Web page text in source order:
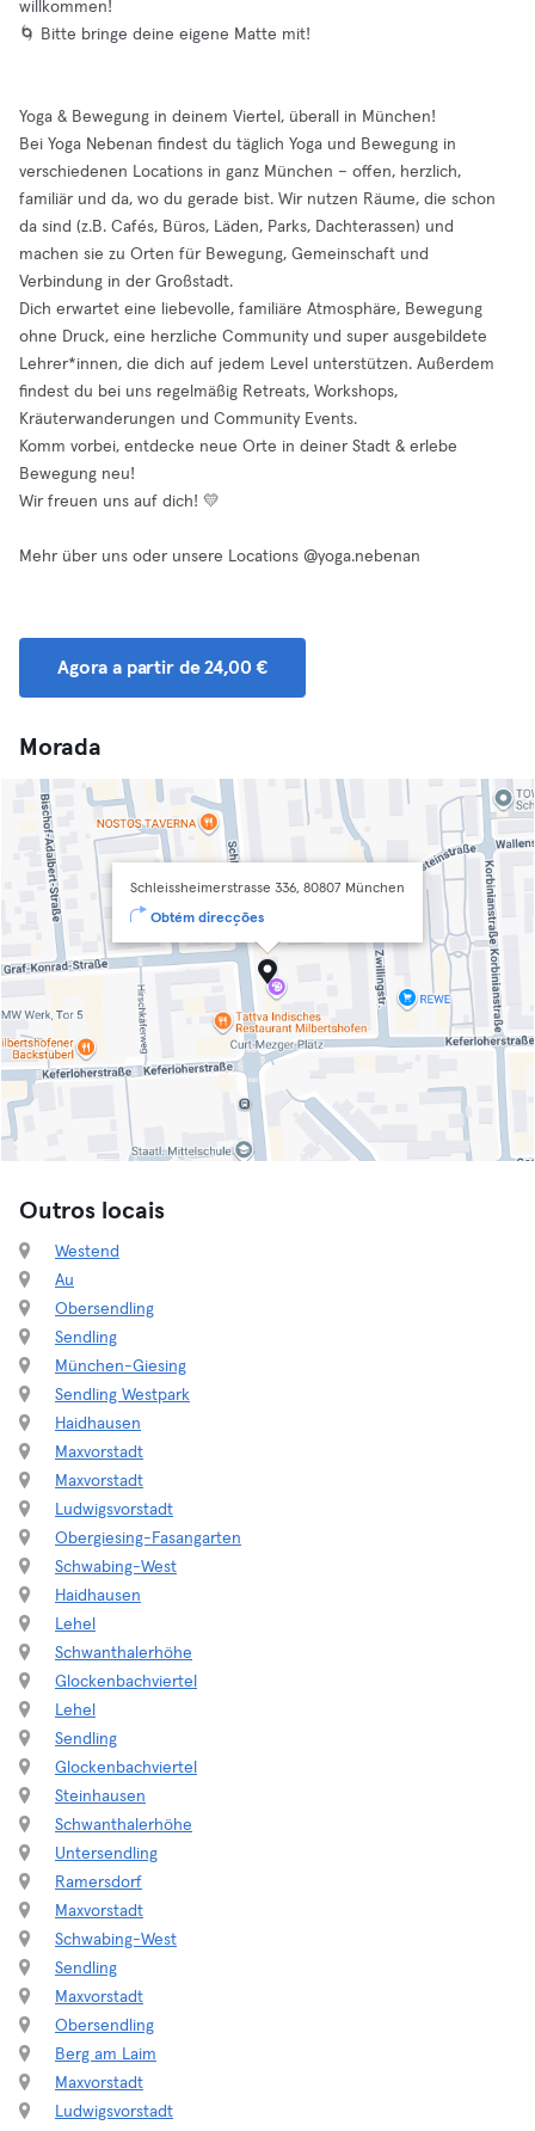
willkommen!
🌀 Bitte bringe deine eigene Matte mit!
Yoga & Bewegung in deinem Viertel, überall in München!
Bei Yoga Nebenan findest du täglich Yoga und Bewegung in
verschiedenen Locations in ganz München – offen, herzlich,
familiär und da, wo du gerade bist. Wir nutzen Räume, die schon
da sind (z.B. Cafés, Büros, Läden, Parks, Dachterassen) und
machen sie zu Orten für Bewegung, Gemeinschaft und
Verbindung in der Großstadt.
Dich erwartet eine liebevolle, familiäre Atmosphäre, Bewegung
ohne Druck, eine herzliche Community und super ausgebildete
Lehrer*innen, die dich auf jedem Level unterstützen. Außerdem
findest du bei uns regelmäßig Retreats, Workshops,
Kräuterwanderungen und Community Events.
Komm vorbei, entdecke neue Orte in deiner Stadt & erlebe
Bewegung neu!
Wir freuen uns auf dich! 💛
Mehr über uns oder unsere Locations @yoga.nebenan
Agora a partir de 24,00 €
Morada
Schleissheimerstrasse 336, 80807 München
Obtém direcções
Outros locais
Westend
Au
Obersendling
Sendling
München-Giesing
Sendling Westpark
Haidhausen
Maxvorstadt
Maxvorstadt
Ludwigsvorstadt
Obergiesing-Fasangarten
Schwabing-West
Haidhausen
Lehel
Schwanthalerhöhe
Glockenbachviertel
Lehel
Sendling
Glockenbachviertel
Steinhausen
Schwanthalerhöhe
Untersendling
Ramersdorf
Maxvorstadt
Schwabing-West
Sendling
Maxvorstadt
Obersendling
Berg am Laim
Maxvorstadt
Ludwigsvorstadt